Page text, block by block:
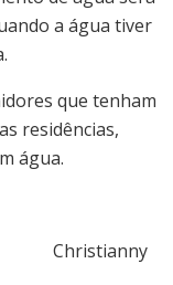
a água tiver
que tenham
residências,
água.